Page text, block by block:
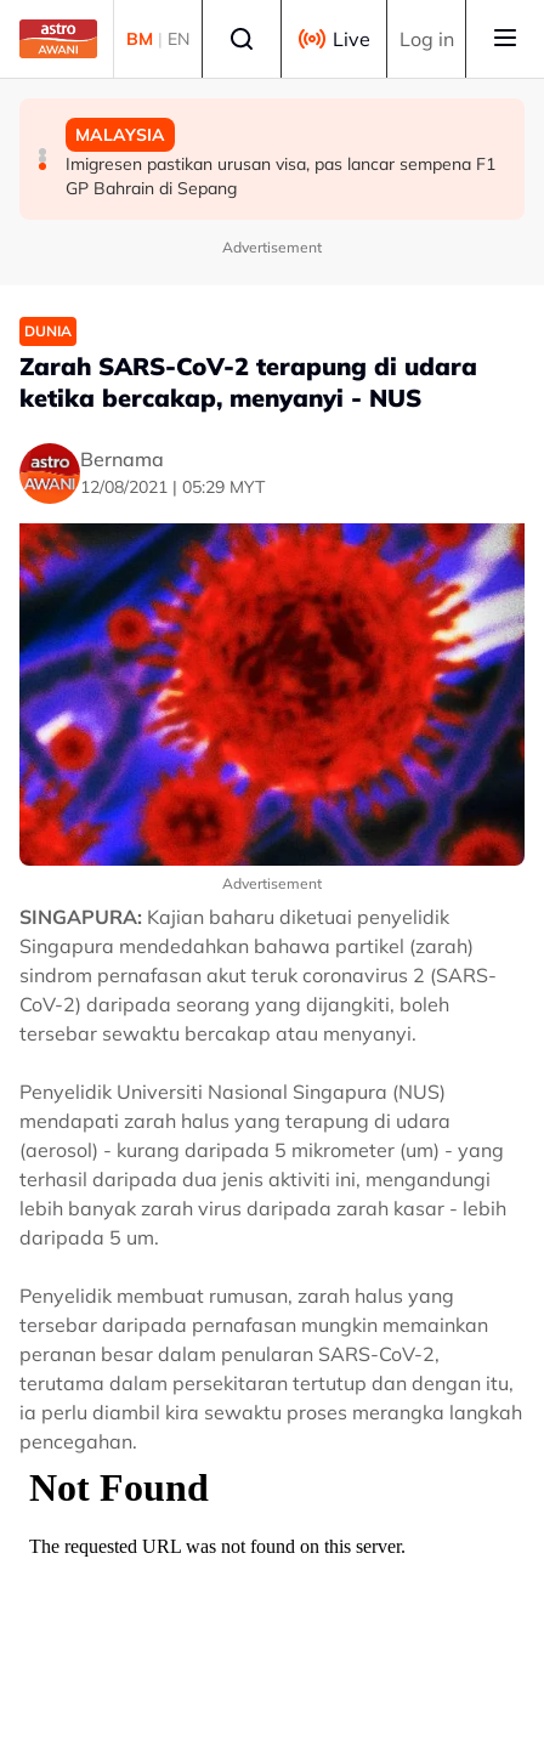
Skip to main content
BM | EN Live Log in
BISNES
GEAR-uP pacu pelaburan domestik, cipta nilai
berkekalan untuk negara
MALAYSIA
Imigresen pastikan urusan visa, pas lancar sempena F1
GP Bahrain di Sepang
MALAYSIA
Peruntukan EFT Pahang meningkat kepada RM24.57
juta tahun ini - Wan Rosdy
Advertisement
DUNIA
Zarah SARS-CoV-2 terapung di udara
ketika bercakap, menyanyi - NUS
Bernama
12/08/2021 | 05:29 MYT
Advertisement
SINGAPURA: Kajian baharu diketuai penyelidik
Singapura mendedahkan bahawa partikel (zarah)
sindrom pernafasan akut teruk coronavirus 2 (SARS-
CoV-2) daripada seorang yang dijangkiti, boleh
tersebar sewaktu bercakap atau menyanyi.
Penyelidik Universiti Nasional Singapura (NUS)
mendapati zarah halus yang terapung di udara
(aerosol) - kurang daripada 5 mikrometer (um) - yang
terhasil daripada dua jenis aktiviti ini, mengandungi
lebih banyak zarah virus daripada zarah kasar - lebih
daripada 5 um.
Penyelidik membuat rumusan, zarah halus yang
tersebar daripada pernafasan mungkin memainkan
peranan besar dalam penularan SARS-CoV-2,
terutama dalam persekitaran tertutup dan dengan itu,
ia perlu diambil kira sewaktu proses merangka langkah
pencegahan.